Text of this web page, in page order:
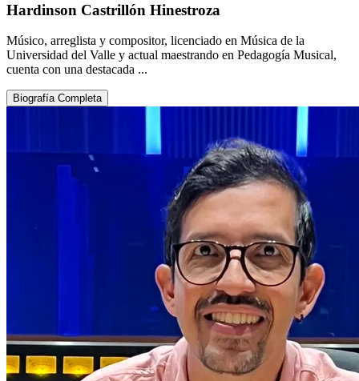
Hardinson Castrillón Hinestroza
Músico, arreglista y compositor, licenciado en Música de la
Universidad del Valle y actual maestrando en Pedagogía Musical,
cuenta con una destacada ...
Biografía Completa